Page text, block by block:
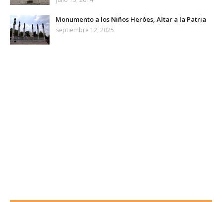
Monumento a los Niños Heróes, Altar a la Patria
septiembre 12, 2025